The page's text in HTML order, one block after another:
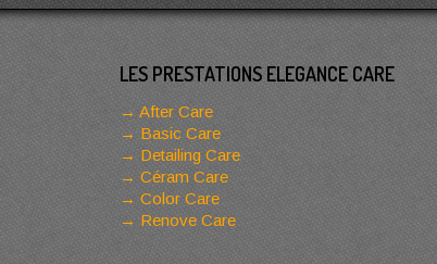
LES PRESTATIONS ELEGANCE CARE
After Care
Basic Care
Detailing Care
Céram Care
Color Care
Renove Care